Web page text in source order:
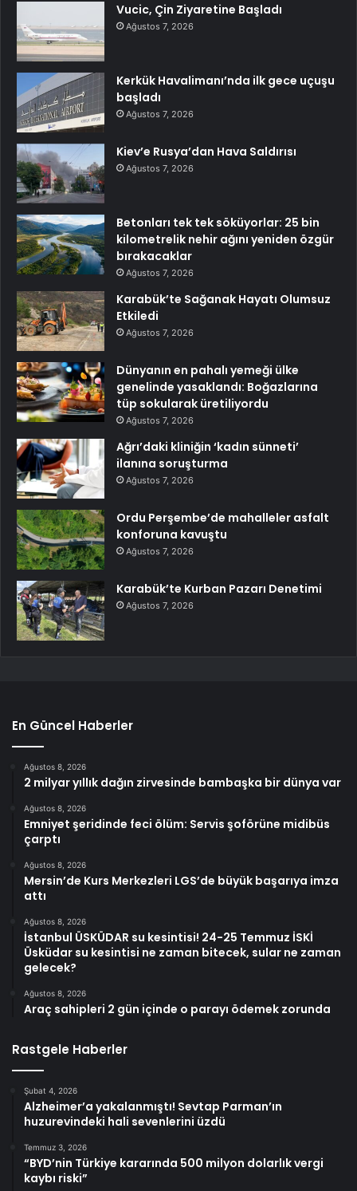
Vucic, Çin Ziyaretine Başladı
Ağustos 7, 2026
Kerkük Havalimanı’nda ilk gece uçuşu
başladı
Ağustos 7, 2026
Kiev’e Rusya’dan Hava Saldırısı
Ağustos 7, 2026
Betonları tek tek söküyorlar: 25 bin
kilometrelik nehir ağını yeniden özgür
bırakacaklar
Ağustos 7, 2026
Karabük’te Sağanak Hayatı Olumsuz
Etkiledi
Ağustos 7, 2026
Dünyanın en pahalı yemeği ülke
genelinde yasaklandı: Boğazlarına
tüp sokularak üretiliyordu
Ağustos 7, 2026
Ağrı’daki kliniğin ‘kadın sünneti’
ilanına soruşturma
Ağustos 7, 2026
Ordu Perşembe’de mahalleler asfalt
konforuna kavuştu
Ağustos 7, 2026
Karabük’te Kurban Pazarı Denetimi
Ağustos 7, 2026
En Güncel Haberler
Ağustos 8, 2026
2 milyar yıllık dağın zirvesinde bambaşka bir dünya var
Ağustos 8, 2026
Emniyet şeridinde feci ölüm: Servis şoförüne midibüs
çarptı
Ağustos 8, 2026
Mersin’de Kurs Merkezleri LGS’de büyük başarıya imza
attı
Ağustos 8, 2026
İstanbul ÜSKÜDAR su kesintisi! 24-25 Temmuz İSKİ
Üsküdar su kesintisi ne zaman bitecek, sular ne zaman
gelecek?
Ağustos 8, 2026
Araç sahipleri 2 gün içinde o parayı ödemek zorunda
Rastgele Haberler
Şubat 4, 2026
Alzheimer’a yakalanmıştı! Sevtap Parman’ın
huzurevindeki hali sevenlerini üzdü
Temmuz 3, 2026
“BYD’nin Türkiye kararında 500 milyon dolarlık vergi
kaybı riski”